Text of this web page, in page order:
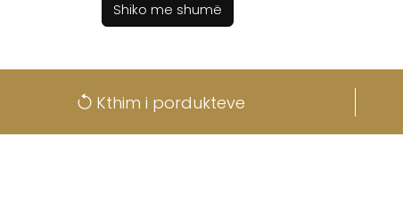
Shiko me shumë
Kthim i pordukteve